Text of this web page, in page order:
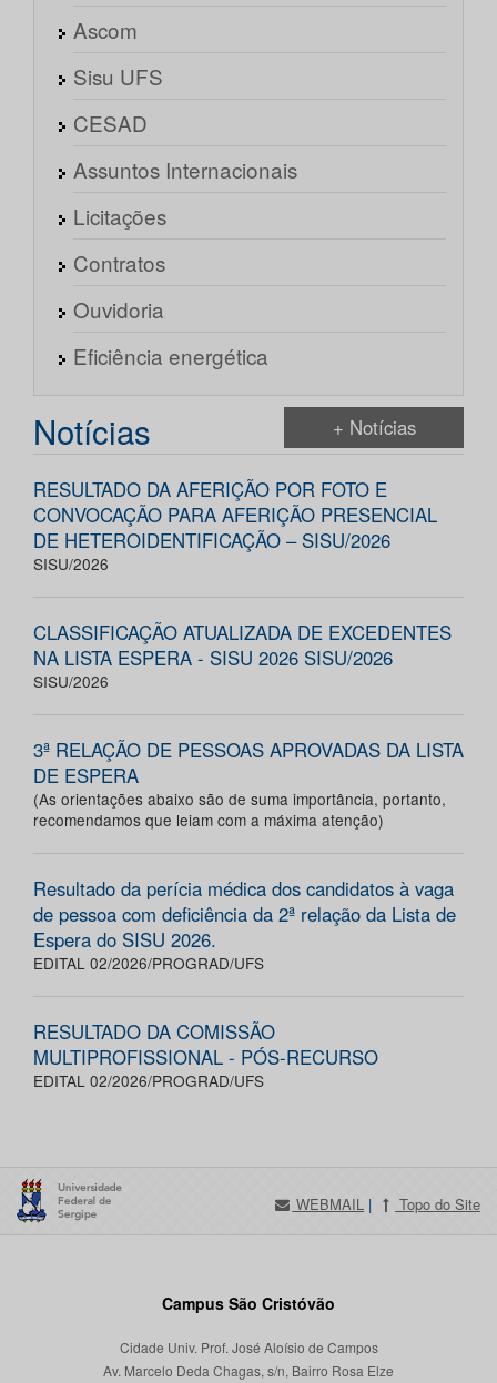
Ascom
Sisu UFS
CESAD
Assuntos Internacionais
Licitações
Contratos
Ouvidoria
Eficiência energética
Notícias + Notícias
RESULTADO DA AFERIÇÃO POR FOTO E
CONVOCAÇÃO PARA AFERIÇÃO PRESENCIAL
DE HETEROIDENTIFICAÇÃO – SISU/2026
SISU/2026
CLASSIFICAÇÃO ATUALIZADA DE EXCEDENTES
NA LISTA ESPERA - SISU 2026 SISU/2026
SISU/2026
3ª RELAÇÃO DE PESSOAS APROVADAS DA LISTA
DE ESPERA
(As orientações abaixo são de suma importância, portanto,
recomendamos que leiam com a máxima atenção)
Resultado da perícia médica dos candidatos à vaga
de pessoa com deficiência da 2ª relação da Lista de
Espera do SISU 2026.
EDITAL 02/2026/PROGRAD/UFS
RESULTADO DA COMISSÃO
MULTIPROFISSIONAL - PÓS-RECURSO
EDITAL 02/2026/PROGRAD/UFS
WEBMAIL | Topo do Site
Campus São Cristóvão
Cidade Univ. Prof. José Aloísio de Campos
Av. Marcelo Deda Chagas, s/n, Bairro Rosa Elze